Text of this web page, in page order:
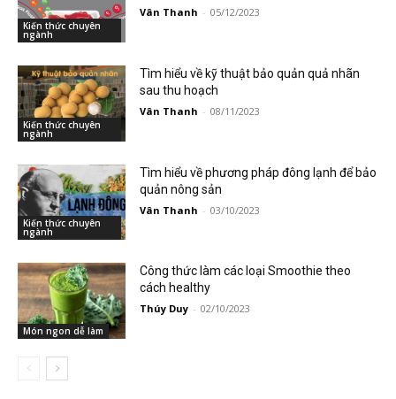
Kiến thức chuyên
ngành
Vân Thanh - 05/12/2023
Kiến thức chuyên
ngành
Tìm hiểu về kỹ thuật bảo quản quả nhãn
sau thu hoạch
Vân Thanh - 08/11/2023
Kiến thức chuyên
ngành
Tìm hiểu về phương pháp đông lạnh để bảo
quản nông sản
Vân Thanh - 03/10/2023
Món ngon dễ làm
Công thức làm các loại Smoothie theo
cách healthy
Thúy Duy - 02/10/2023